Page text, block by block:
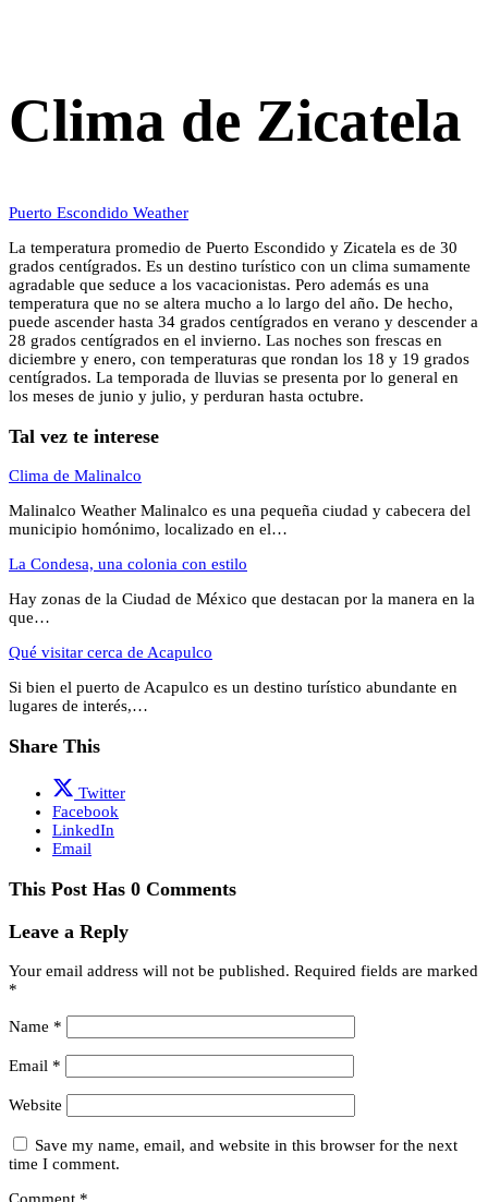
Clima de Zicatela
Puerto Escondido Weather
La temperatura promedio de Puerto Escondido y Zicatela es de 30
grados centígrados. Es un destino turístico con un clima sumamente
agradable que seduce a los vacacionistas. Pero además es una
temperatura que no se altera mucho a lo largo del año. De hecho,
puede ascender hasta 34 grados centígrados en verano y descender a
28 grados centígrados en el invierno. Las noches son frescas en
diciembre y enero, con temperaturas que rondan los 18 y 19 grados
centígrados. La temporada de lluvias se presenta por lo general en
los meses de junio y julio, y perduran hasta octubre.
Tal vez te interese
Clima de Malinalco
Malinalco Weather Malinalco es una pequeña ciudad y cabecera del
municipio homónimo, localizado en el…
La Condesa, una colonia con estilo
Hay zonas de la Ciudad de México que destacan por la manera en la
que…
Qué visitar cerca de Acapulco
Si bien el puerto de Acapulco es un destino turístico abundante en
lugares de interés,…
Share This
Twitter
Facebook
LinkedIn
Email
This Post Has 0 Comments
Leave a Reply
Your email address will not be published. Required fields are marked
*
Name *
Email *
Website
Save my name, email, and website in this browser for the next
time I comment.